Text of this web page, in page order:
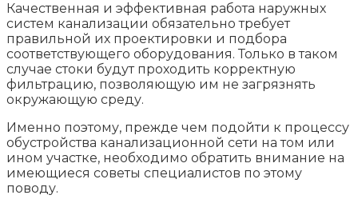
Качественная и эффективная работа наружных
систем канализации обязательно требует
правильной их проектировки и подбора
соответствующего оборудования. Только в таком
случае стоки будут проходить корректную
фильтрацию, позволяющую им не загрязнять
окружающую среду.
Именно поэтому, прежде чем подойти к процессу
обустройства канализационной сети на том или
ином участке, необходимо обратить внимание на
имеющиеся советы специалистов по этому
поводу.